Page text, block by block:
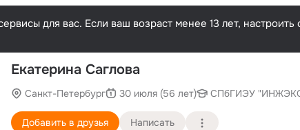
для вас. Если ваш возраст менее 13 лет,
Екатерина Саглова
Санкт-Петербург 30 июля (56 лет) СПбГИЭУ
Добавить в друзья Написать